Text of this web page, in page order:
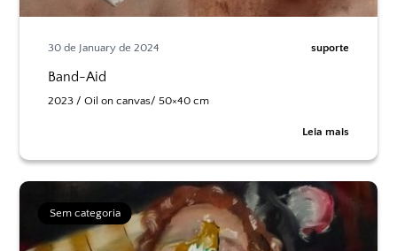
30 de January de 2024 suporte
Band-Aid
2023 / Oil on canvas/ 50×40 cm
Leia mais
Sem categoria